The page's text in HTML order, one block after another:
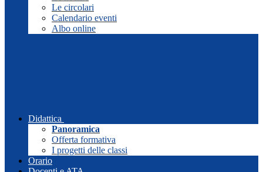
Le circolari
Calendario eventi
Albo online
Didattica
Panoramica
Offerta formativa
I progetti delle classi
Orario